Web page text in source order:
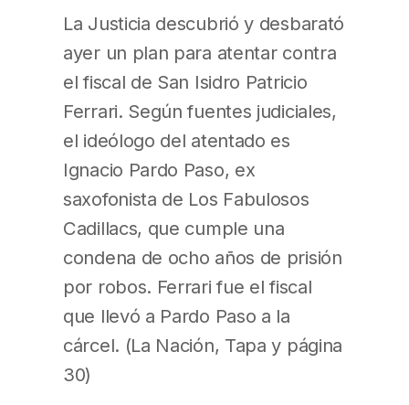
La Justicia descubrió y desbarató
ayer un plan para atentar contra
el fiscal de San Isidro Patricio
Ferrari. Según fuentes judiciales,
el ideólogo del atentado es
Ignacio Pardo Paso, ex
saxofonista de Los Fabulosos
Cadillacs, que cumple una
condena de ocho años de prisión
por robos. Ferrari fue el fiscal
que llevó a Pardo Paso a la
cárcel. (La Nación, Tapa y página
30)